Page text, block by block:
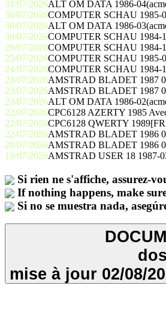
31/07/2026ALT OM DATA 1986-
30/07/2026COMPUTER SCHAU 1985-
30/07/2026ALT OM DATA 1986-
30/07/2026COMPUTER SCHAU 1984-
29/07/2026COMPUTER SCHAU 1984-
25/07/2026COMPUTER SCHAU 1985-
24/07/2026COMPUTER SCHAU 1984-
23/07/2026AMSTRAD BLADET 1987
23/07/2026AMSTRAD BLADET 1987
23/07/2026ALT OM DATA 1986-
22/07/2026CPC6128 AZERTY 1985
22/07/2026CPC6128 QWERTY
22/07/2026AMSTRAD BLADET 1986
20/07/2026AMSTRAD BLADET 1986
19/07/2026AMSTRAD USER 18 1987-
Si rien ne s'affiche, assurez-
If nothing happens, make
Si no se muestra nada,
mise à jour 02/08/